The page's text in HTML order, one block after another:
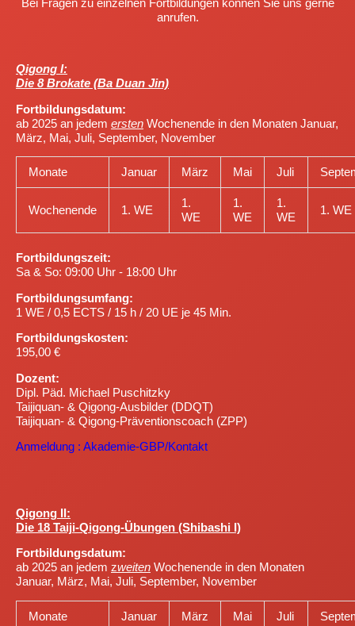
Bei Fragen zu einzelnen Fortbildungen können Sie uns gerne
anrufen.
Qigong I:
Die 8 Brokate (Ba Duan Jin)
Fortbildungsdatum:
ab 2025 an jedem ersten Wochenende in den Monaten Januar,
März, Mai, Juli, September, November
Monate Januar März Mai Juli
Wochenende 1. WE
1.
WE
1.
WE
1.
WE
1. WE
Fortbildungszeit:
Sa & So: 09:00 Uhr - 18:00 Uhr
Fortbildungsumfang:
1 WE / 0,5 ECTS / 15 h / 20 UE je 45 Min.
Fortbildungskosten:
195,00 €
Dozent:
Dipl. Päd. Michael Puschitzky
Taijiquan- & Qigong-Ausbilder (DDQT)
Taijiquan- & Qigong-Präventionscoach (ZPP)
Anmeldung : Akademie-GBP/Kontakt
Qigong II:
Die 18 Taiji-Qigong-Übungen (Shibashi I)
Fortbildungsdatum:
ab 2025 an jedem zweiten Wochenende in den Monaten
Januar, März, Mai, Juli, September, November
Monate Januar März Mai Juli